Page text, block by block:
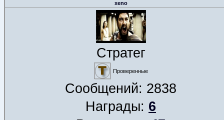
xeno
Стратег
Проверенные
Сообщений: 2838
Награды: 6